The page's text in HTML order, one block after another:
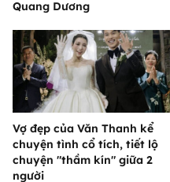
Quang Dương
Vợ đẹp của Văn Thanh kể
chuyện tình cổ tích, tiết lộ
chuyện "thầm kín" giữa 2
người